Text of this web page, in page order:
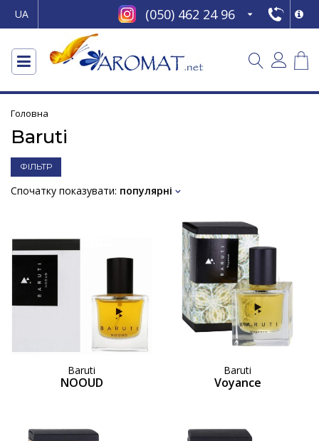
UA (050) 462 24 96
Головна
Baruti
ФІЛЬТР
Спочатку показувати: популярні
Baruti
NOOUD
Baruti
Voyance